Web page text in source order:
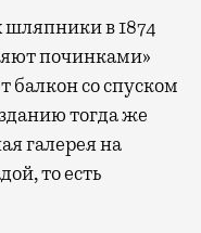
шляпники в 1874
починками»
балкон со спуском
тогда же
галерея на
то есть